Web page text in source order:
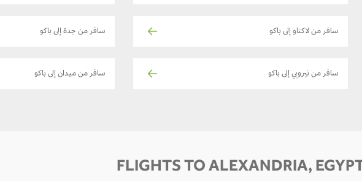
سافر من لاكناو إلى باكو سافر من جدة إلى باكو
سافر من نيروبي إلى باكو سافر من ميدان إلى باكو
FLIGHTS TO ALEXANDRIA, EGYPT